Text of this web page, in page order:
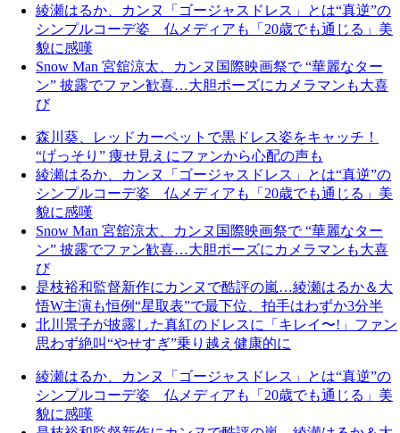
綾瀬はるか、カンヌ「ゴージャスドレス」とは“真逆”の
シンプルコーデ姿 仏メディアも「20歳でも通じる」美
貌に感嘆
Snow Man 宮舘涼太、カンヌ国際映画祭で “華麗なター
ン” 披露でファン歓喜…大胆ポーズにカメラマンも大喜
び
森川葵、レッドカーペットで黒ドレス姿をキャッチ！
“げっそり” 痩せ見えにファンから心配の声も
綾瀬はるか、カンヌ「ゴージャスドレス」とは“真逆”の
シンプルコーデ姿 仏メディアも「20歳でも通じる」美
貌に感嘆
Snow Man 宮舘涼太、カンヌ国際映画祭で “華麗なター
ン” 披露でファン歓喜…大胆ポーズにカメラマンも大喜
び
是枝裕和監督新作にカンヌで酷評の嵐…綾瀬はるか＆大
悟W主演も恒例“星取表”で最下位、拍手はわずか3分半
北川景子が披露した真紅のドレスに「キレイ〜!」ファン
思わず絶叫“やせすぎ”乗り越え健康的に
綾瀬はるか、カンヌ「ゴージャスドレス」とは“真逆”の
シンプルコーデ姿 仏メディアも「20歳でも通じる」美
貌に感嘆